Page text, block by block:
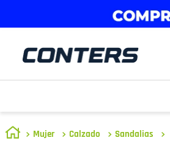
Mujer Calzado Sandalias